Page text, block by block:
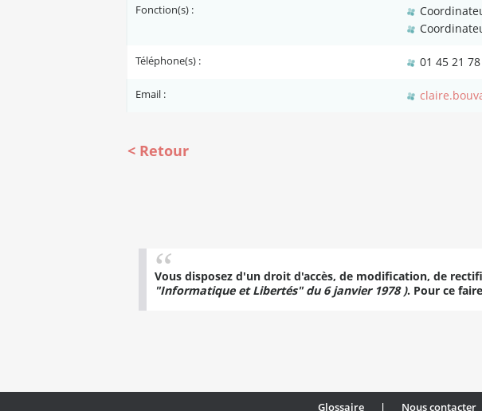
Fonction(s) :
Téléphone(s) : 01 45 21
Email :
Retour
Vous disposez d'un droit d'accès, de modification, de
"Informatique et Libertés" du 6 janvier 1978 ). Pour ce
Glossaire | Nous contacter